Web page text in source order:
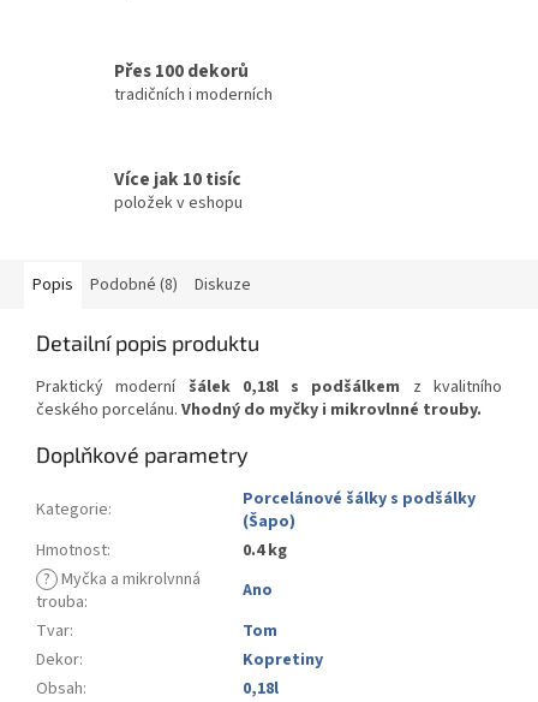
Přes 100 dekorů
tradičních i moderních
Více jak 10 tisíc
položek v eshopu
Popis Podobné (8) Diskuze
Detailní popis produktu
Praktický moderní šálek 0,18l s podšálkem z kvalitního
českého porcelánu. Vhodný do myčky i mikrovlnné trouby.
Doplňkové parametry
Kategorie:
Porcelánové šálky s podšálky
(Šapo)
Hmotnost:
0.4 kg
? Myčka a mikrolvnná
trouba:
Ano
Tvar:
Tom
Dekor:
Kopretiny
Obsah:
0,18l